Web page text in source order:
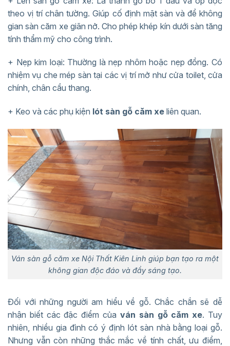
theo vị trí chân tường. Giúp cố định mặt sàn và để không
gian sàn căm xe giãn nở. Cho phép khép kín dưới sàn tăng
tính thẩm mỹ cho công trình.
+ Nẹp kim loại: Thường là nẹp nhôm hoặc nẹp đồng. Có
nhiệm vụ che mép sàn tại các vị trí mở như cửa toilet, cửa
chính, chân cầu thang.
+ Keo và các phụ kiện lót sàn gỗ căm xe liên quan.
Ván sàn gỗ căm xe Nội Thất Kiên Linh giúp bạn tạo ra một
không gian độc đáo và đầy sáng tạo.
Đối với những người am hiểu về gỗ. Chắc chắn sẽ dễ
nhận biết các đặc điểm của ván sàn gỗ căm xe. Tuy
nhiên, nhiều gia đình có ý định lót sàn nhà bằng loại gỗ.
Nhưng vẫn còn những thắc mắc về tính chất, ưu điểm,